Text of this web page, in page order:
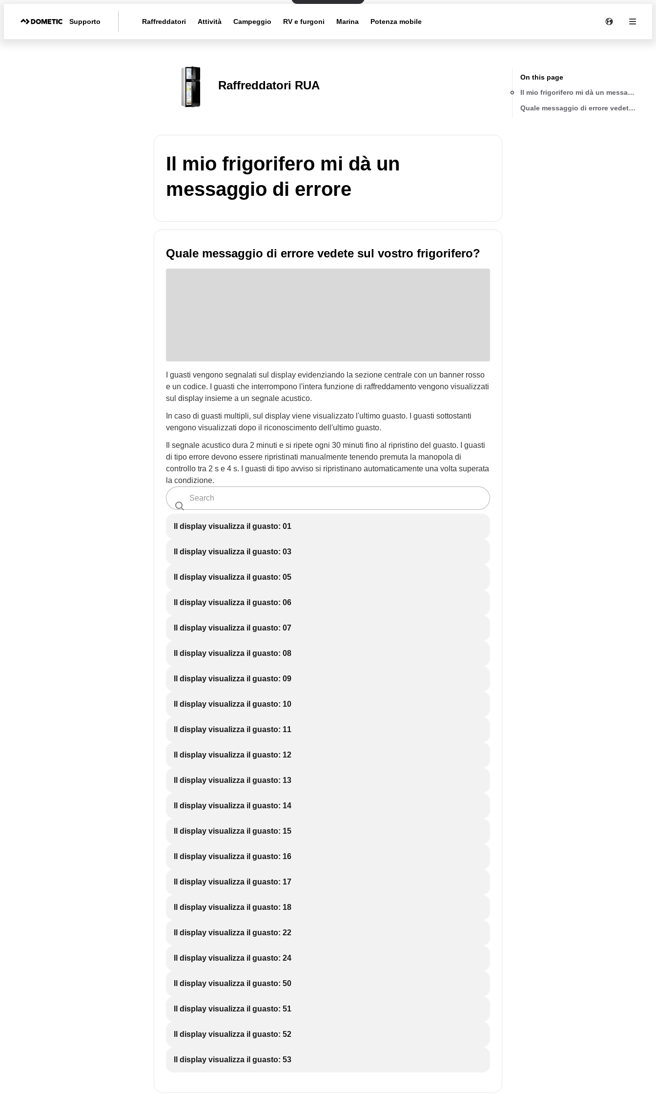
Supporto Raffreddatori Attività Campeggio RV e furgoni Marina Potenza mobile
Raffreddatori RUA
Il mio frigorifero mi dà un
messaggio di errore
Quale messaggio di errore vedete sul vostro frigorifero?
I guasti vengono segnalati sul display evidenziando la sezione centrale con un banner rosso
e un codice. I guasti che interrompono l'intera funzione di raffreddamento vengono visualizzati
sul display insieme a un segnale acustico.
In caso di guasti multipli, sul display viene visualizzato l'ultimo guasto. I guasti sottostanti
vengono visualizzati dopo il riconoscimento dell'ultimo guasto.
Il segnale acustico dura 2 minuti e si ripete ogni 30 minuti fino al ripristino del guasto. I guasti
di tipo errore devono essere ripristinati manualmente tenendo premuta la manopola di
controllo tra 2 s e 4 s. I guasti di tipo avviso si ripristinano automaticamente una volta superata
la condizione.
Il display visualizza il guasto: 01
Il display visualizza il guasto: 03
Il display visualizza il guasto: 05
Il display visualizza il guasto: 06
Il display visualizza il guasto: 07
Il display visualizza il guasto: 08
Il display visualizza il guasto: 09
Il display visualizza il guasto: 10
Il display visualizza il guasto: 11
Il display visualizza il guasto: 12
Il display visualizza il guasto: 13
Il display visualizza il guasto: 14
Il display visualizza il guasto: 15
Il display visualizza il guasto: 16
Il display visualizza il guasto: 17
Il display visualizza il guasto: 18
Il display visualizza il guasto: 22
Il display visualizza il guasto: 24
Il display visualizza il guasto: 50
Il display visualizza il guasto: 51
Il display visualizza il guasto: 52
Il display visualizza il guasto: 53
On this page
Il mio frigorifero mi dà un messaggio di
Quale messaggio di errore vedete sul